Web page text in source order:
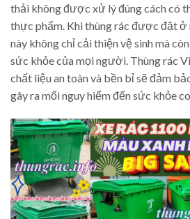
thải không được xử lý đúng cách có
thực phẩm. Khi thùng rác được đặt ở
này không chỉ cải thiện vệ sinh mà
sức khỏe của mọi người. Thùng rác
chất liệu an toàn và bền bỉ sẽ đảm
gây ra mối nguy hiểm đến sức khỏe